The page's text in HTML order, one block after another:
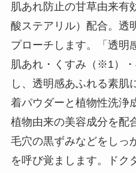
肌あれ防止の甘草由来有
酸ステアリル）配合。透
プローチします。「透明
肌あれ・くすみ（※1）
し、透明感あふれる素肌
着パウダーと植物性洗浄
植物由来の美容成分を配
毛穴の黒ずみなどをしっ
を呼び覚まします。ドク